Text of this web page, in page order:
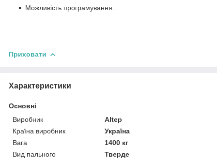
Можливість програмування.
Приховати
Характеристики
Основні
Виробник
Altep
Країна виробник
Україна
Вага
1400 кг
Вид пального
Тверде